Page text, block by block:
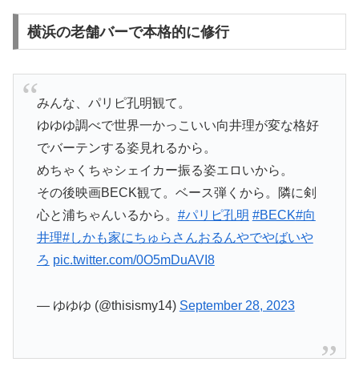
横浜の老舗バーで本格的に修行
みんな、パリピ孔明観て。
ゆゆゆ調べで世界一かっこいい向井理が変な格好
でバーテンする姿見れるから。
めちゃくちゃシェイカー振る姿エロいから。
その後映画BECK観て。ベース弾くから。隣に剣
心と浦ちゃんいるから。 #パリピ孔明 #BECK#向
井理#しかも家にちゅらさんおるんやでやばいや
ろ pic.twitter.com/0O5mDuAVI8
— ゆゆゆ (@thisismy14) September 28, 2023